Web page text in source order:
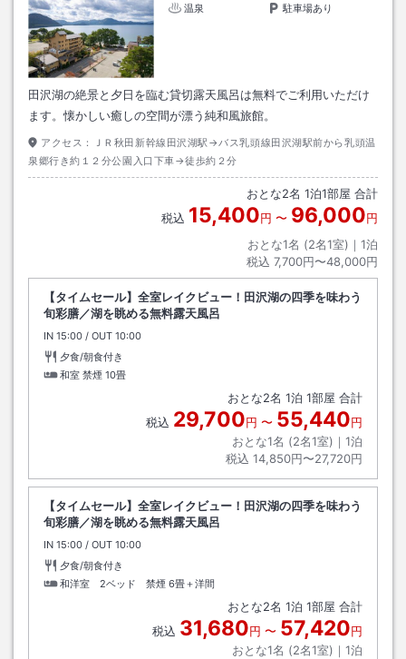
温泉
駐車場あり
田沢湖の絶景と夕日を臨む貸切露天風呂は無料でご利用いただけ
ます。懐かしい癒しの空間が漂う純和風旅館。
アクセス：
ＪＲ秋田新幹線田沢湖駅→バス乳頭線田沢湖駅前から乳頭温
泉郷行き約１２分公園入口下車→徒歩約２分
おとな2名 1泊1部屋 合計
税込 15,400円 〜 96,000円
おとな1名 (2名1室)｜ 1泊
税込 7,700円〜48,000円
【タイムセール】全室レイクビュー！田沢湖の四季を味わう
旬彩膳／湖を眺める無料露天風呂
IN チェックイン
15:00 / OUT チェックアウト
10:00
夕食/朝食付き
和室 禁煙 10畳
おとな2名 1泊 1部屋 合計
税込 29,700円 〜 55,440円
おとな1名 (2名1室)｜ 1泊
税込 14,850円〜27,720円
【タイムセール】全室レイクビュー！田沢湖の四季を味わう
旬彩膳／湖を眺める無料露天風呂
IN チェックイン
15:00 / OUT チェックアウト
10:00
夕食/朝食付き
和洋室 2ベッド 禁煙 6畳＋洋間
おとな2名 1泊 1部屋 合計
税込 31,680円 〜 57,420円
おとな1名 (2名1室)｜ 1泊